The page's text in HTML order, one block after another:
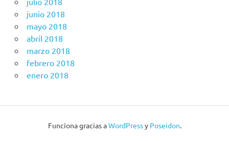
junio 2018
mayo 2018
abril 2018
marzo 2018
febrero 2018
enero 2018
Funciona gracias aWordPressy Poseidon.